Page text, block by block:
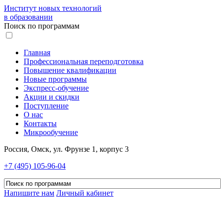
Институт новых технологий
в образовании
Поиск по программам
Главная
Профессиональная переподготовка
Повышение квалификации
Новые программы
Экспресс-обучение
Акции и скидки
Поступление
О нас
Контакты
Микрообучение
Россия, Омск, ул. Фрунзе 1, корпус 3
+7 (495) 105-96-04
Напишите нам Личный кабинет